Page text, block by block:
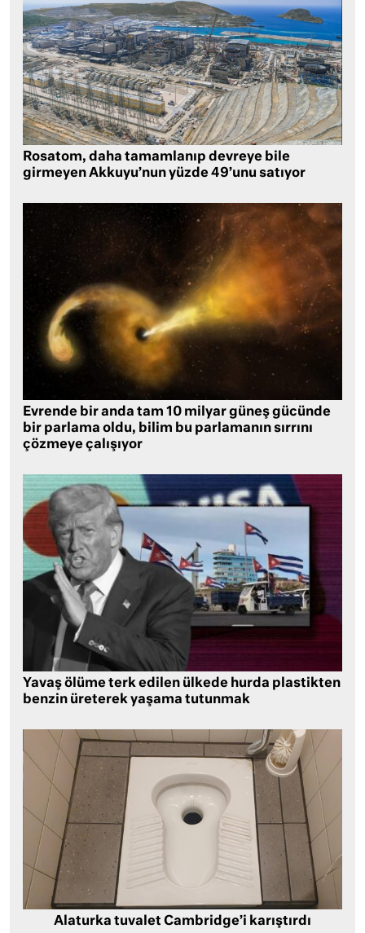
Rosatom, daha tamamlanıp devreye bile
girmeyen Akkuyu’nun yüzde 49’unu satıyor
Evrende bir anda tam 10 milyar güneş gücünde
bir parlama oldu, bilim bu parlamanın sırrını
çözmeye çalışıyor
Yavaş ölüme terk edilen ülkede hurda plastikten
benzin üreterek yaşama tutunmak
Alaturka tuvalet Cambridge’i karıştırdı